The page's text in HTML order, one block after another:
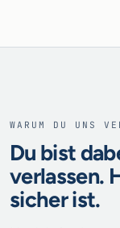
WARUM DU UNS
Du bist
verlassen.
sicher ist.